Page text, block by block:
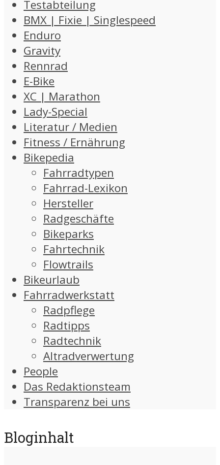
Testabteilung
BMX | Fixie | Singlespeed
Enduro
Gravity
Rennrad
E-Bike
XC | Marathon
Lady-Special
Literatur / Medien
Fitness / Ernährung
Bikepedia
Fahrradtypen
Fahrrad-Lexikon
Hersteller
Radgeschäfte
Bikeparks
Fahrtechnik
Flowtrails
Bikeurlaub
Fahrradwerkstatt
Radpflege
Radtipps
Radtechnik
Altradverwertung
People
Das Redaktionsteam
Transparenz bei uns
Bloginhalt